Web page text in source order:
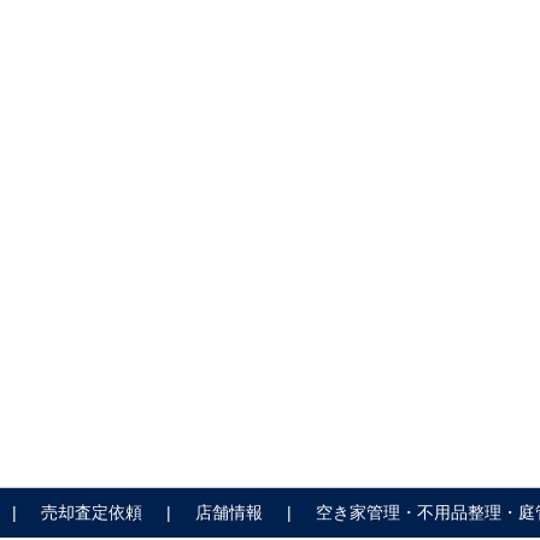
売却査定依頼 店舗情報 空き家管理・不用品整理・庭